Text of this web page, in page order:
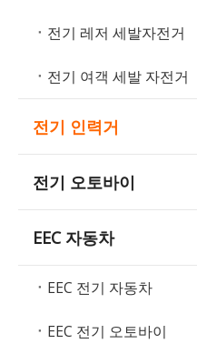
전기 레저 세발자전거
전기 여객 세발 자전거
전기 인력거
전기 오토바이
EEC 자동차
EEC 전기 자동차
EEC 전기 오토바이